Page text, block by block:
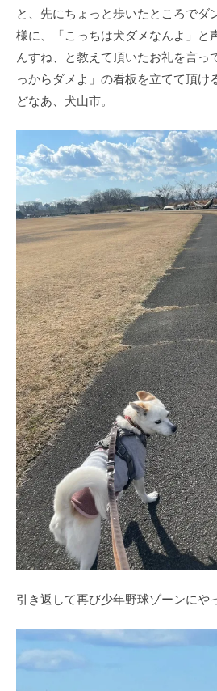
と、先にちょっと歩いたところでダ
様に、「こっちは犬ダメなんよ」と
んすね、と教えて頂いたお礼を言っ
っからダメよ」の看板を立てて頂け
どなあ、犬山市。
引き返して再び少年野球ゾーンにや